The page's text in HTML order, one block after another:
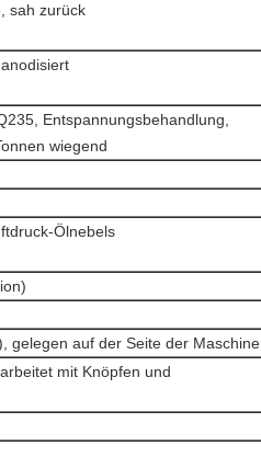
sah zurück
Entspannungsbehandlung,
wiegend
Ölnebels
gelegen auf der Seite der Maschine
mit Knöpfen und